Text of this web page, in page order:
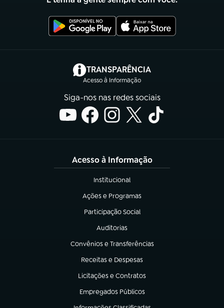
TRANSPARÊNCIA
Acesso à Informação
(abre em nova aba)
Siga-nos nas redes sociais
Acesso à Informação
Institucional
(abre em nova aba)
Ações e Programas
(abre em nova aba)
Participação Social
(abre em nova aba)
Auditorias
(abre em nova aba)
Convênios e Transferências
(abre em nova aba)
Receitas e Despesas
(abre em nova aba)
Licitações e Contratos
(abre em nova aba)
Empregados Públicos
(abre em nova aba)